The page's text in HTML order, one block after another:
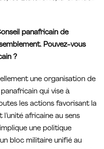
panafricain de
Pouvez-vous
?
une organisation de
qui vise à
les actions favorisant la
africaine au sens
une politique
bloc militaire unifié au